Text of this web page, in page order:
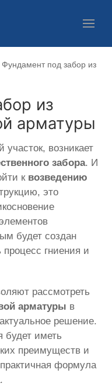
Фундамент под забор из
из
арматуры
возникает
забора. И
к возведению
это
будет создан
гниения и
рассмотреть
арматуры в
решение.
будет иметь
преимуществ и
формула